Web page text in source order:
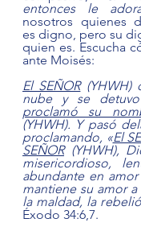
entonces le
nosotros quienes
es digno, pero su
quien es. Escucha
ante Moisés:
El SEÑOR (YHWH)
nube y se
(YHWH). Y pasó
proclamando, «El
SEÑOR (YHWH),
misericordioso,
abundante en
mantiene su amor
Éxodo 34:6,7.